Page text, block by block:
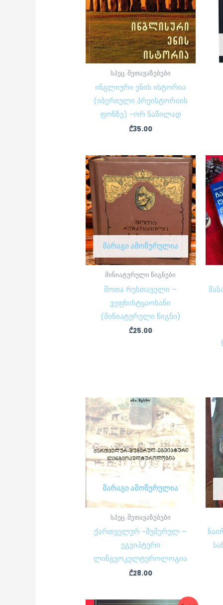
სპეც. შეთავაზებები
ინგლიური ენის ისტორია
(იბერიული პრეისტორიის
ფონზე) -ორ ნაწილად
₾35.00
ᲛᲐᲠᲐᲒᲘ ᲐᲛᲝᲬᲣᲠᲣᲚᲘᲐ
მინიატურული წიგნები
შოთა რუსთაველი –
ვეფხისტყაოსანი
(მინიატურული წიგნი)
₾25.00
ᲛᲐᲠᲐᲒᲘ ᲐᲛᲝᲬᲣᲠᲣᲚᲘᲐ
სპეც. შეთავაზებები
ქართველურ -შუმერულ –
ეგვიპტური
ლინგვოკულტუროლოგია
₾28.00